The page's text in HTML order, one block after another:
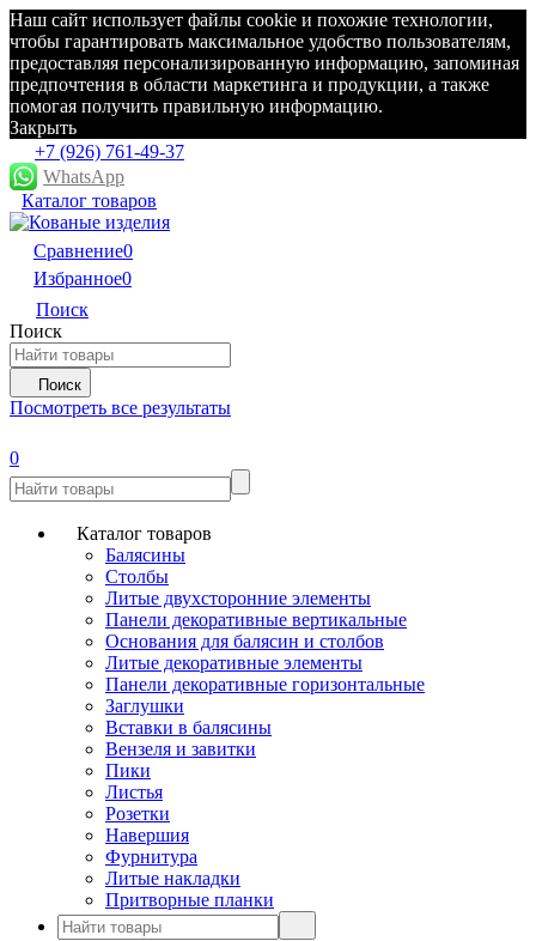
Наш сайт использует файлы cookie и похожие технологии,
чтобы гарантировать максимальное удобство пользователям,
предоставляя персонализированную информацию, запоминая
предпочтения в области маркетинга и продукции, а также
помогая получить правильную информацию.
Закрыть
+7 (926) 761-49-37
WhatsApp
Каталог товаров
Сравнение0
Избранное0
Поиск
Поиск
Поиск
Посмотреть все результаты
0
Каталог товаров
Балясины
Столбы
Литые двухсторонние элементы
Панели декоративные вертикальные
Основания для балясин и столбов
Литые декоративные элементы
Панели декоративные горизонтальные
Заглушки
Вставки в балясины
Вензеля и завитки
Пики
Листья
Розетки
Навершия
Фурнитура
Литые накладки
Притворные планки